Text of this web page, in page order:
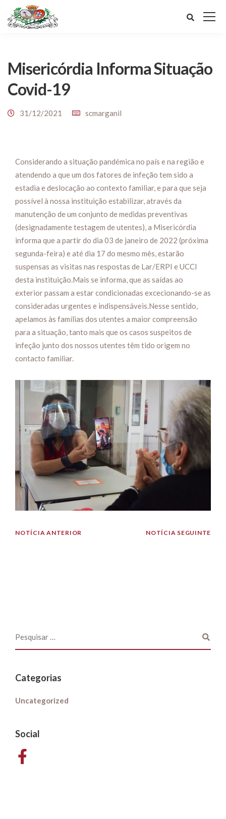
Misericórdia Informa Situação
Covid-19
31/12/2021 scmarganil
Considerando a situação pandémica no país e na região e
atendendo a que um dos fatores de infeção tem sido a
estadia e deslocação ao contexto familiar, e para que seja
possível à nossa instituição estabilizar, através da
manutenção de um conjunto de medidas preventivas
(designadamente testagem de utentes), a Misericórdia
informa que a partir do dia 03 de janeiro de 2022 (próxima
segunda-feira) e até dia 17 do mesmo mês, estarão
suspensas as visitas nas respostas de Lar/ERPI e UCCI
desta instituição.Mais se informa, que as saídas ao
exterior passam a estar condicionadas excecionando-se as
consideradas urgentes e indispensáveis.Nesse sentido,
apelamos às famílias dos utentes a maior compreensão
para a situação, tanto mais que os casos suspeitos de
infeção junto dos nossos utentes têm tido origem no
contacto familiar.
NOTÍCIA ANTERIOR NOTÍCIA SEGUINTE
Categorias
Uncategorized
Social